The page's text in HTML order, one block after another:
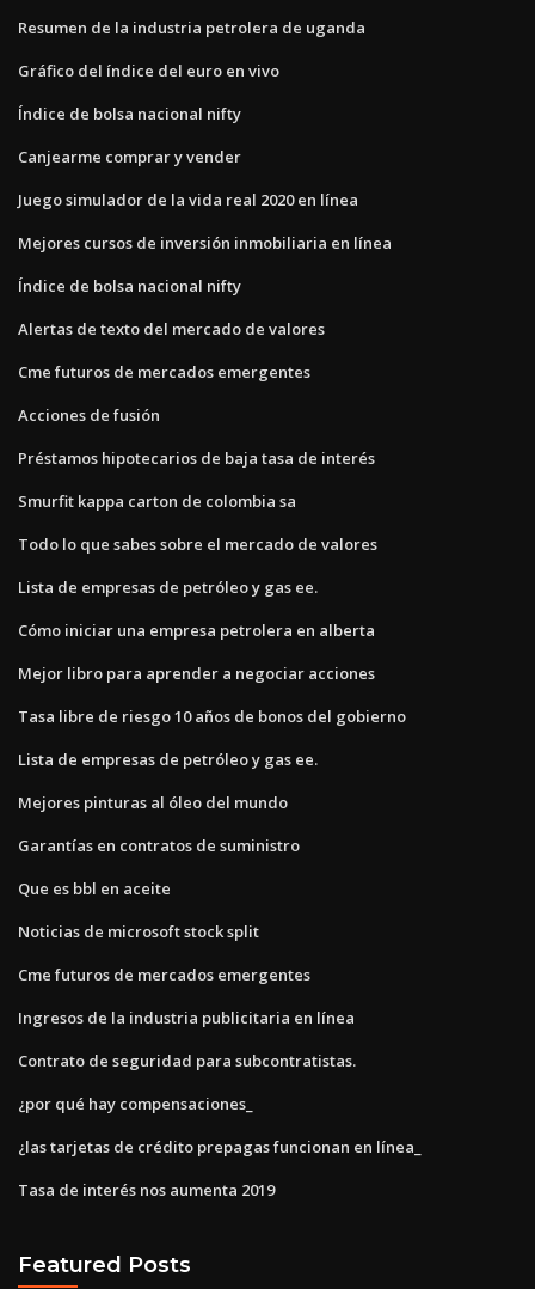
Resumen de la industria petrolera de uganda
Gráfico del índice del euro en vivo
Índice de bolsa nacional nifty
Canjearme comprar y vender
Juego simulador de la vida real 2020 en línea
Mejores cursos de inversión inmobiliaria en línea
Índice de bolsa nacional nifty
Alertas de texto del mercado de valores
Cme futuros de mercados emergentes
Acciones de fusión
Préstamos hipotecarios de baja tasa de interés
Smurfit kappa carton de colombia sa
Todo lo que sabes sobre el mercado de valores
Lista de empresas de petróleo y gas ee.
Cómo iniciar una empresa petrolera en alberta
Mejor libro para aprender a negociar acciones
Tasa libre de riesgo 10 años de bonos del gobierno
Lista de empresas de petróleo y gas ee.
Mejores pinturas al óleo del mundo
Garantías en contratos de suministro
Que es bbl en aceite
Noticias de microsoft stock split
Cme futuros de mercados emergentes
Ingresos de la industria publicitaria en línea
Contrato de seguridad para subcontratistas.
¿por qué hay compensaciones_
¿las tarjetas de crédito prepagas funcionan en línea_
Tasa de interés nos aumenta 2019
Featured Posts